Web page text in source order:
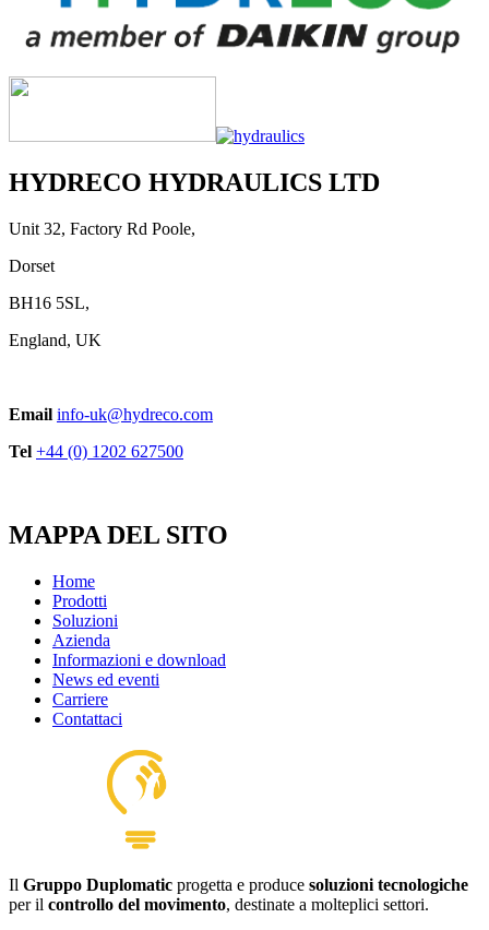
HYDRECO HYDRAULICS LTD
Unit 32, Factory Rd Poole,
Dorset
BH16 5SL,
England, UK
Email info-uk@hydreco.com
Tel +44 (0) 1202 627500
MAPPA DEL SITO
Home
Prodotti
Soluzioni
Azienda
Informazioni e download
News ed eventi
Carriere
Contattaci
Il Gruppo Duplomatic progetta e produce soluzioni tecnologiche
per il controllo del movimento, destinate a molteplici settori.